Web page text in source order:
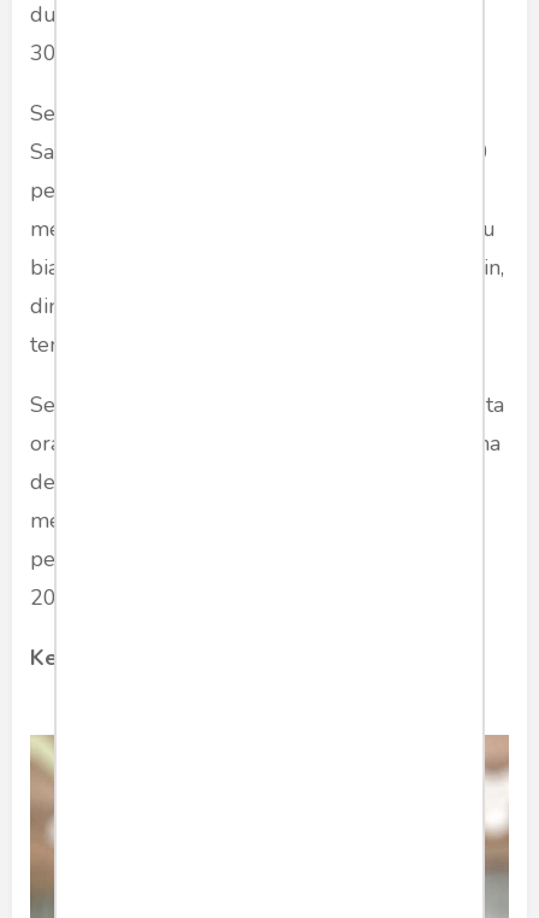
dunia.Sedangkan tipe S menyumbang sisanya,
30 persen kasus virus corona.
Sementara di Amerika, The Private Goldman
Sachs dalam konperensi persnya kepada 1.500
pengusaha dunia pada Kamis (12/3/2020)
menyebutkan bahwa Virus ini setara dengan flu
biasa (Rhinovirus) dan ada lagi sekitar 200 strain,
dimana sebagian besar orang Amerika akan
terpapar 2-4 kali per tahun.
Sekitar 70% warga Jerman akan terkena (58 juta
orang). Puncak-virus diperkirakan terjadi selama
delapan minggu ke depan, setelah itu akan
menurun. Berarti Goldman Sach menyebutkan
perkiraan, gejolak akan terjadi hingga 12 Mei
2020. Ini menarik, dari persepsi intelstrat.
Kesimpulan